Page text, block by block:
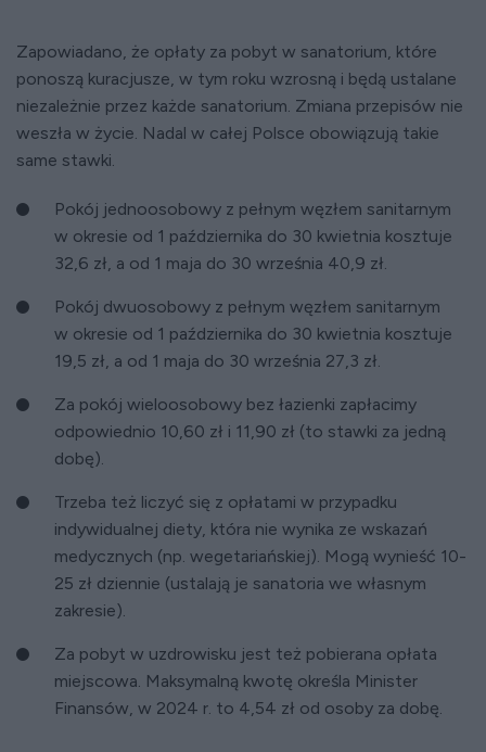
Zapowiadano, że opłaty za pobyt w sanatorium, które
ponoszą kuracjusze, w tym roku wzrosną i będą ustalane
niezależnie przez każde sanatorium. Zmiana przepisów nie
weszła w życie. Nadal w całej Polsce obowiązują takie
same stawki.
Pokój jednoosobowy z pełnym węzłem sanitarnym
w okresie od 1 października do 30 kwietnia kosztuje
32,6 zł, a od 1 maja do 30 września 40,9 zł.
Pokój dwuosobowy z pełnym węzłem sanitarnym
w okresie od 1 października do 30 kwietnia kosztuje
19,5 zł, a od 1 maja do 30 września 27,3 zł.
Za pokój wieloosobowy bez łazienki zapłacimy
odpowiednio 10,60 zł i 11,90 zł (to stawki za jedną
dobę).
Trzeba też liczyć się z opłatami w przypadku
indywidualnej diety, która nie wynika ze wskazań
medycznych (np. wegetariańskiej). Mogą wynieść 10-
25 zł dziennie (ustalają je sanatoria we własnym
zakresie).
Za pobyt w uzdrowisku jest też pobierana opłata
miejscowa. Maksymalną kwotę określa Minister
Finansów, w 2024 r. to 4,54 zł od osoby za dobę.